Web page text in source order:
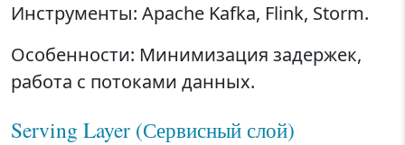
Инструменты: Apache Kafka, Flink, Storm.
Особенности: Минимизация задержек,
работа с потоками данных.
Serving Layer (Сервисный слой)